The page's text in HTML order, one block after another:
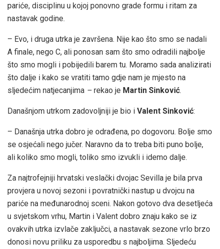
pariće, disciplinu u kojoj ponovno grade formu i ritam za
nastavak godine.
– Evo, i druga utrka je završena. Nije kao što smo se nadali
A finale, nego C, ali ponosan sam što smo odradili najbolje
što smo mogli i pobijedili barem tu. Moramo sada analizirati
što dalje i kako se vratiti tamo gdje nam je mjesto na
sljedećim natjecanjima – rekao je Martin Sinković.
Današnjom utrkom zadovoljniji je bio i Valent Sinković:
– Današnja utrka dobro je odrađena, po dogovoru. Bolje smo
se osjećali nego jučer. Naravno da to treba biti puno bolje,
ali koliko smo mogli, toliko smo izvukli i idemo dalje.
Za najtrofejniji hrvatski veslački dvojac Sevilla je bila prva
provjera u novoj sezoni i povratnički nastup u dvojcu na
pariće na međunarodnoj sceni. Nakon gotovo dva desetljeća
u svjetskom vrhu, Martin i Valent dobro znaju kako se iz
ovakvih utrka izvlače zaključci, a nastavak sezone vrlo brzo
donosi novu priliku za usporedbu s najboljima. Sljedeću